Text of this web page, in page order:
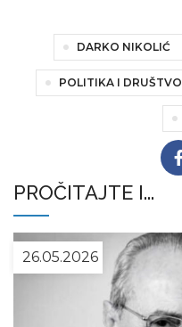
DARKO NIKOLIĆ
POLITIKA I DRUŠTVO
PROČITAJTE I...
26.05.2026